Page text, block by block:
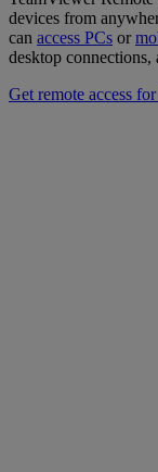
devices from
can access PCs or
desktop connections,
Get remote access